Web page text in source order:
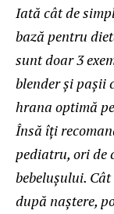
Iată cât de
bază pentru
sunt doar 3
blender și pașii
hrana optimă
Însă îți
pediatru, ori de
bebelușului.
după naștere,